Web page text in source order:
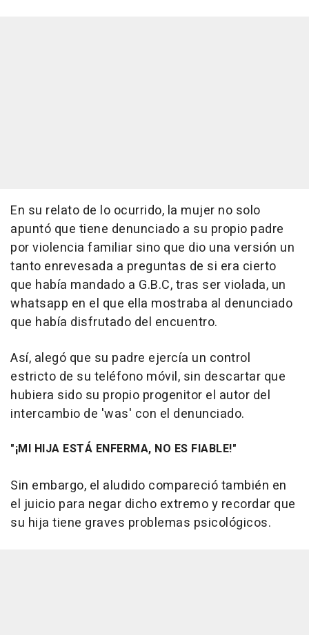
En su relato de lo ocurrido, la mujer no solo
apuntó que tiene denunciado a su propio padre
por violencia familiar sino que dio una versión un
tanto enrevesada a preguntas de si era cierto
que había mandado a G.B.C, tras ser violada, un
whatsapp en el que ella mostraba al denunciado
que había disfrutado del encuentro.
Así, alegó que su padre ejercía un control
estricto de su teléfono móvil, sin descartar que
hubiera sido su propio progenitor el autor del
intercambio de 'was' con el denunciado.
"¡MI HIJA ESTÁ ENFERMA, NO ES FIABLE!"
Sin embargo, el aludido compareció también en
el juicio para negar dicho extremo y recordar que
su hija tiene graves problemas psicológicos.